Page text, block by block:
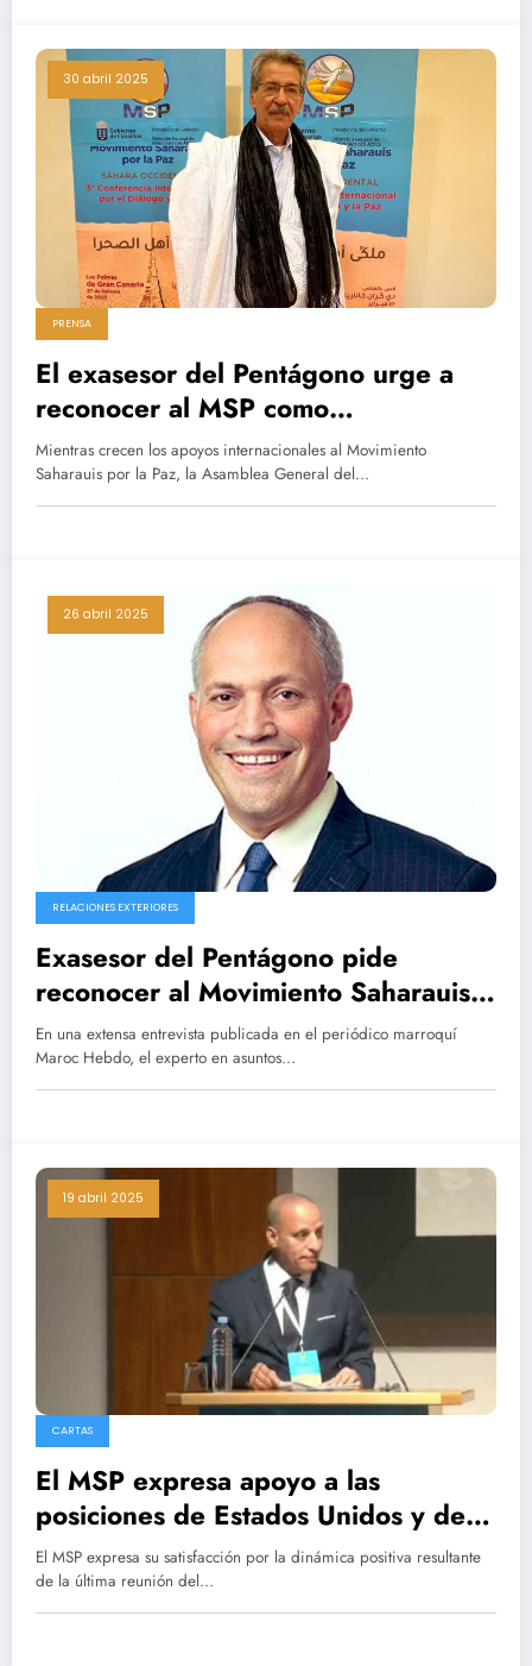
DE ESTADOS UNIDOS.
30 abril 2025
PRENSA
El exasesor del Pentágono urge a
reconocer al MSP como
representante legítimo del Sáhara
Occidental
Mientras crecen los apoyos internacionales al Movimiento
Saharauis por la Paz, la Asamblea General del…
26 abril 2025
RELACIONES EXTERIORES
Exasesor del Pentágono pide
reconocer al Movimiento Saharauis
por la Paz en el conflicto del Sáhara
Occidental
En una extensa entrevista publicada en el periódico marroquí
Maroc Hebdo, el experto en asuntos…
19 abril 2025
CARTAS
El MSP expresa apoyo a las
posiciones de Estados Unidos y de
España en favor de una solución
pacifica.
El MSP expresa su satisfacción por la dinámica positiva resultante
de la última reunión del…